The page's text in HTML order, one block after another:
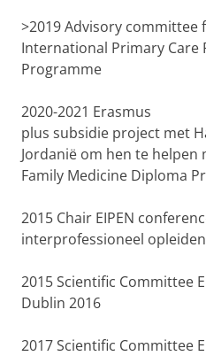
>2019Advisory committee
International Primary Care
Programme
2020-2021 Erasmus
plus subsidie project met
Jordanië om hen te helpen
Family Medicine Diploma
2015 Chair EIPEN
interprofessioneel
2015Scientific Committee
Dublin 2016
2017Scientific Committee